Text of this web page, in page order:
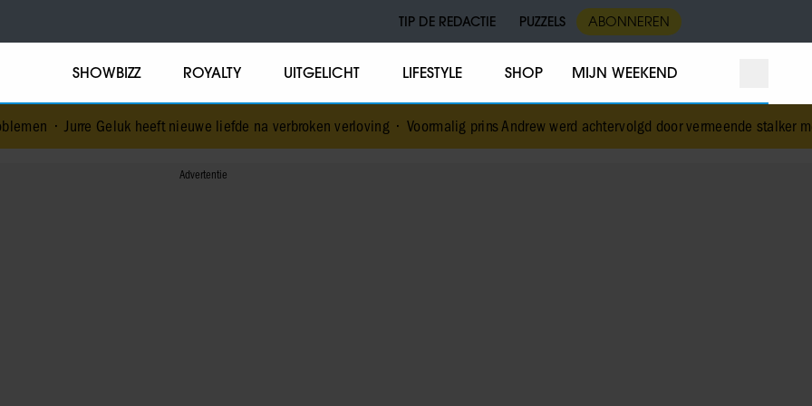
TIP DE REDACTIE PUZZELS ABONNEREN
SHOWBIZZ ROYALTY UITGELICHT LIFESTYLE SHOP MIJN WEEKEND
•Jurre Geluk heeft nieuwe liefde na verbroken verloving•Voormalig prins Andrew werd achtervolgd door vermeende stalker met